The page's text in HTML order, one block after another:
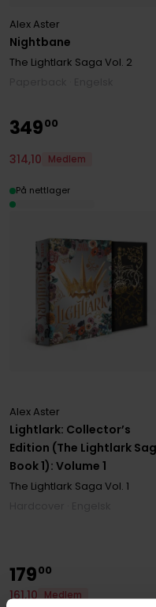
Nightbane
Alex Aster
The Lightlark Saga Vol. 2
Lightlark: Collector’s
Edition (The Lightlark
Book 1): Volume 1
Alex Aster
The Lightlark Saga Vol. 1
34900
314,10 Medlem
På nettlager
17900
161,10 Medlem